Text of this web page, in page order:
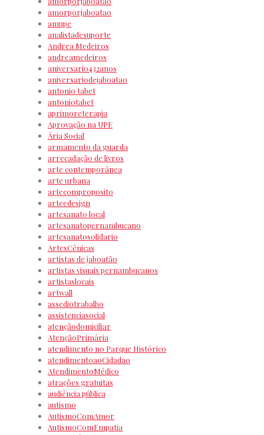
amorporjaboatao
amupe
analistadesuporte
Andrea Medeiros
andreamedeiros
aniversario432anos
aniversariodejaboatao
antonio tabet
antoniotabet
aprimoreterapia
Aprovação na UPE
Ária Social
armamento da guarda
arrecadação de livros
arte contemporânea
arte urbana
artecomproposito
arteedesign
artesanato local
artesanatopernambucano
artesanatosolidario
ArtesCênicas
artistas de jaboatão
artistas visuais pernambucanos
artistaslocais
artwall
assediotrabalho
assistenciasocial
atençãodomiciliar
AtençãoPrimária
atendimento no Parque Histórico
atendimentoaoCidadao
AtendimentoMédico
atrações gratuitas
audiência pública
autismo
AutismoComAmor
AutismoComEmpatia